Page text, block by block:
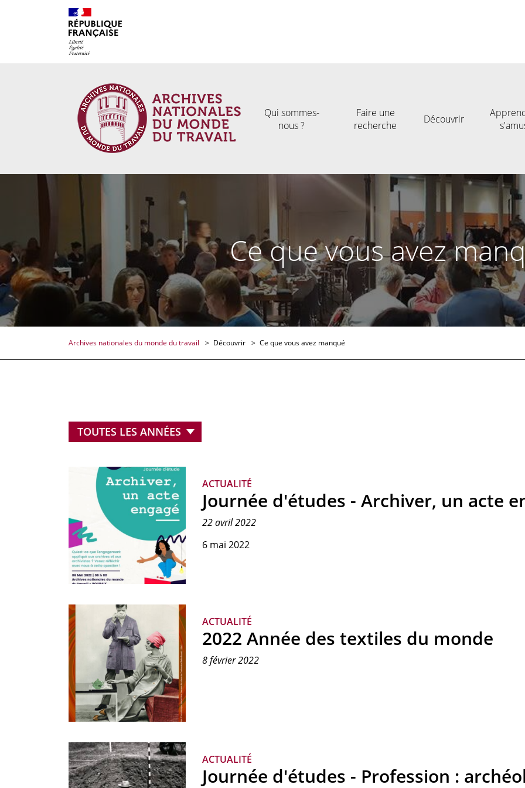
Qui sommes-
nous ?
Faire une
recherche
Découvrir
Ce que vous avez
Archives nationales du monde du travail Découvrir Ce que vous avez manqué
de
la
journée
d'études
ACTUALITÉ
Journée d'études - Archiver, un acte
22 avril 2022
6 mai 2022
de
présentation
de
l'opération
ACTUALITÉ
2022 Année des textiles du monde
8 février 2022
ACTUALITÉ
Journée d'études - Profession :
Cookies management panel